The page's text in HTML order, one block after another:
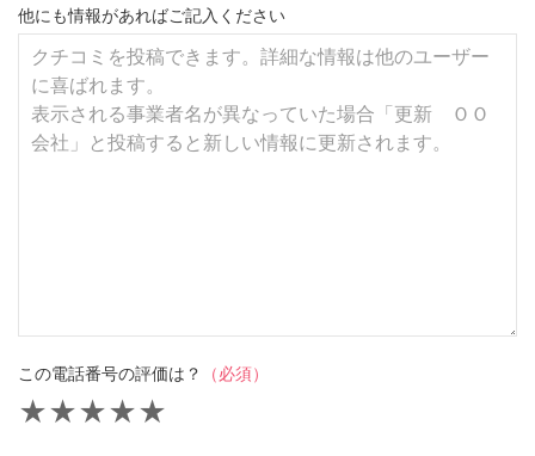
他にも情報があればご記入ください
この電話番号の評価は？ （必須）
★
★
★
★
★